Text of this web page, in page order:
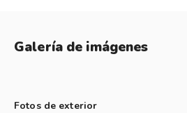
respuesta ágil, mayor control y
Galería de imágenes
Fotos de exterior